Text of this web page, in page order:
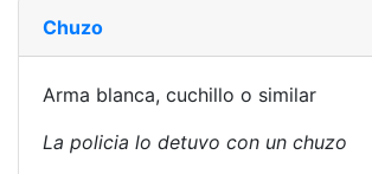
Chuzo
Arma blanca, cuchillo o similar
La policia lo detuvo con un chuzo